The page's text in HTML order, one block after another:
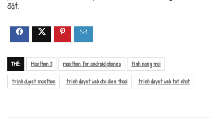
đặt.
THẺ: Maxthon 3 maxthon for android phones tinh nang moi
trinh duyet maxthon trinh duyet web cho dien thoai trinh duyet web tot nhat